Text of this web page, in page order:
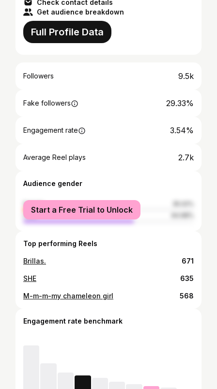
Check contact details
Get audience breakdown
Full Profile Data
Followers 9.5k
Fake followers 29.33%
Engagement rate 3.54%
Average Reel plays 2.7k
Audience gender
female
male
Start a Free Trial to Unlock
Top performing Reels
Brillas. 671
SHE 635
M-m-m-my chameleon girl 568
Engagement rate benchmark